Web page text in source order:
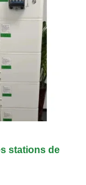
stations de